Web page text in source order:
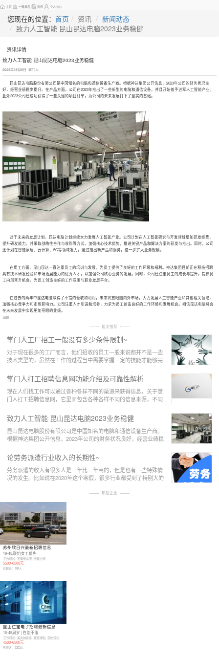
主页 一键报名 资讯 个人中心
您现在的位置： 首页 资讯
新闻动态
致力人工智能 昆山昆达电脑2023业务稳健
资讯详情
致力人工智能 昆山昆达电脑2023业务稳健
2023年3月28日 掌门人
昆山昆达电脑股份有限公司是中国知名的电脑和通信设备生产商。根据神达集团公开信息，2023年公司的财务状况良
好，经营业绩稳步提升。在产品方面，公司在2023年推出了一些新型的电脑和通信设备，并且开始着手进军人工智能产业。
此外2023公司还成功获得了一些关键的项目订单，为公司的未来发展打下了坚实的基础。
对于未来的发展计划，昆达电脑计划继续大力发展人工智能产业。公司计划在人工智能研究与开发领域增加研发经费，
提升研发能力，并采取战略性合作与收购等方式，加强核心技术优势，推进关键产品和解决方案的研发与推出。同时，公司
还计划在智能家居、云计算、5G等领域发力，通过推出新产品和服务，进一步扩大业务规模。
在用工方面，昆山昆达一直注重员工的培训与发展，为员工提供了良好的工作环境和福利。神达集团目前正在积极招聘
具有技术研发经验和市场拓展能力的优秀人才，以加强公司核心业务的发展。同时，公司还注重员工的成长与提升，提供员
工内部晋升机会，为员工创造良好的工作氛围与职业发展平台。
在过去的两年中昆达电脑取得了不错的营收和利润，未来将放眼国内外市场，大力发展人工智能产业和其他相关领域，
加强核心竞争力和市场影响力。公司注重人才引进和培养，力求为员工创造良好的工作环境和发展机会。相信昆达电脑将会
在未来发展中实现更加亮眼的业绩。
编辑：
相关推荐
掌门人工厂招工一般没有多少条件限制~
对于现在很多的工厂而言，他们招收的员工一般来说都并不是一些
技术类型的，虽然在工作的过程当中需要掌握一定的技能才能够完
掌门人打工招聘信息网功能介绍及可靠性解析
现在人们找工作可以通过各种各样不同的渠道来获得信息，关于掌
门人打工招聘信息网，它里面包含各种各样不同的信息来源，不同
致力人工智能 昆山昆达电脑2023业务稳健
昆山昆达电脑股份有限公司是中国知名的电脑和通信设备生产商。
根据神达集团公开信息，2023年公司的财务状况良好，经营业绩稳
论劳务派遣行业收入的长期性~
劳务派遣的收入有很多人是一年比一年高的，但是也有一些特殊情
况的发生。比如说在2020年这个寒假，很多行业都受到了特别大的
热招企业
苏州欣日兴最新招聘信息
18-45周岁|女工优先
工作轻松 不穿无尘服 坐着上班
5500-6500元
已报名： 189人
昆山仁宝电子招聘最新信息
16-45周岁 | 性别不限
工作轻松 美女帅哥多 夜班津贴 包吃包住
4500-6500元
已报名： 2202人